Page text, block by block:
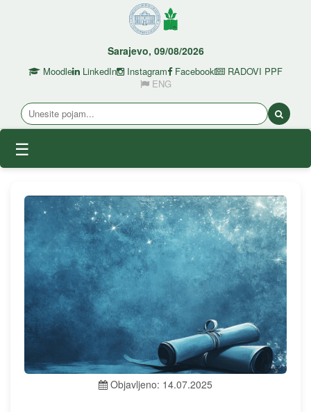
Sarajevo, 09/08/2026
Moodle LinkedIn Instagram Facebook
RADOVI PPF
ENG
☰
Objavljeno: 14.07.2025